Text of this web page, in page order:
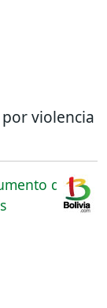
violencia